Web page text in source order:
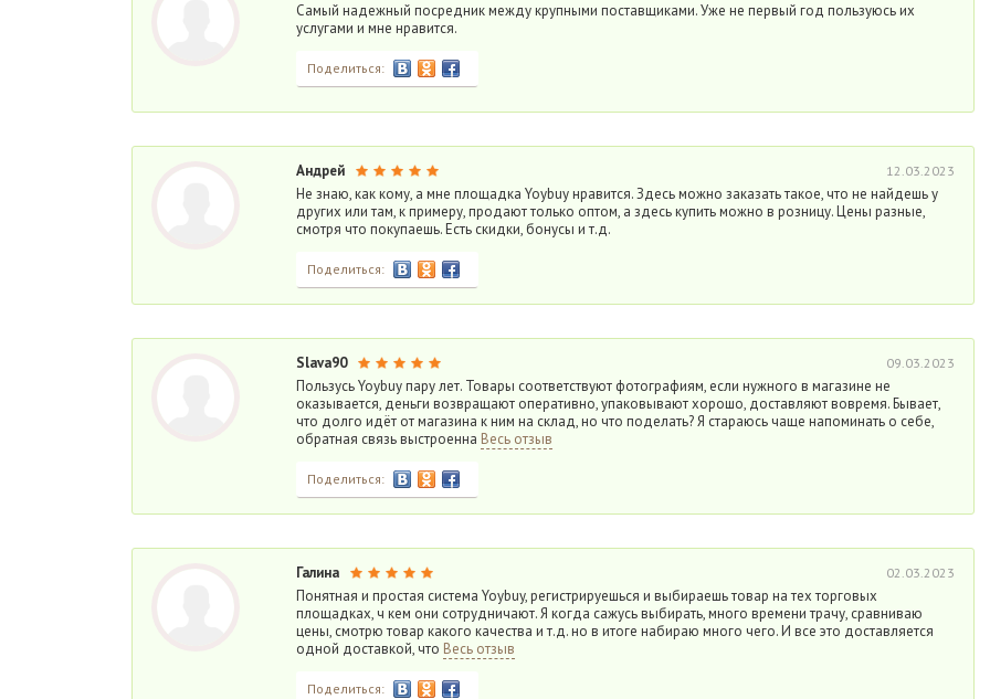
Самый надежный посредник между крупными поставщиками. Уже не первый год пользуюсь их
услугами и мне нравится.
Поделиться:
Андрей 12.03.2023
Не знаю, как кому, а мне площадка Yoybuy нравится. Здесь можно заказать такое, что не найдешь у
других или там, к примеру, продают только оптом, а здесь купить можно в розницу. Цены разные,
смотря что покупаешь. Есть скидки, бонусы и т.д.
Поделиться:
Slava90 09.03.2023
Пользусь Yoybuy пару лет. Товары соответствуют фотографиям, если нужного в магазине не
оказывается, деньги возвращают оперативно, упаковывают хорошо, доставляют вовремя. Бывает,
что долго идёт от магазина к ним на склад, но что поделать? Я стараюсь чаще напоминать о себе,
обратная связь выстроенна Весь отзыв
Поделиться:
Галина 02.03.2023
Понятная и простая система Yoybuy, регистрируешься и выбираешь товар на тех торговых
площадках, ч кем они сотрудничают. Я когда сажусь выбирать, много времени трачу, сравниваю
цены, смотрю товар какого качества и т.д. но в итоге набираю много чего. И все это доставляется
одной доставкой, что Весь отзыв
Поделиться: